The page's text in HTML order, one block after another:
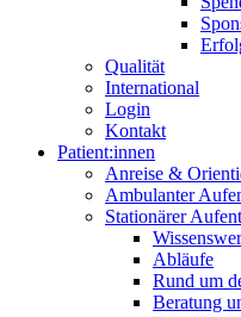
Qualität
International
Login
Kontakt
Patient:innen
Anreise &
Ambulanter
Stationärer
Abläufe
Rund um
Beratung